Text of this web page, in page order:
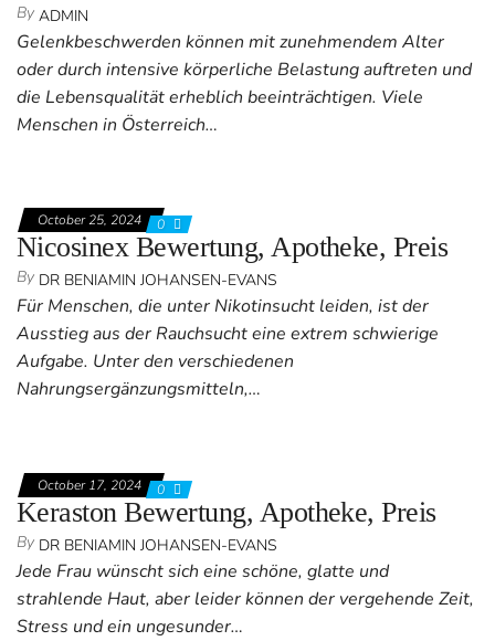
By ADMIN
Gelenkbeschwerden können mit zunehmendem Alter
oder durch intensive körperliche Belastung auftreten und
die Lebensqualität erheblich beeinträchtigen. Viele
Menschen in Österreich…
October 25, 2024 0
Nicosinex Bewertung, Apotheke, Preis
By DR BENIAMIN JOHANSEN-EVANS
Für Menschen, die unter Nikotinsucht leiden, ist der
Ausstieg aus der Rauchsucht eine extrem schwierige
Aufgabe. Unter den verschiedenen
Nahrungsergänzungsmitteln,…
October 17, 2024 0
Keraston Bewertung, Apotheke, Preis
By DR BENIAMIN JOHANSEN-EVANS
Jede Frau wünscht sich eine schöne, glatte und
strahlende Haut, aber leider können der vergehende Zeit,
Stress und ein ungesunder…